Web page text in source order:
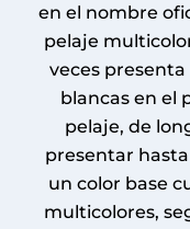
en el nombre
pelaje
veces
blancas en el
pelaje, de
presentar
un color base
multicolores,